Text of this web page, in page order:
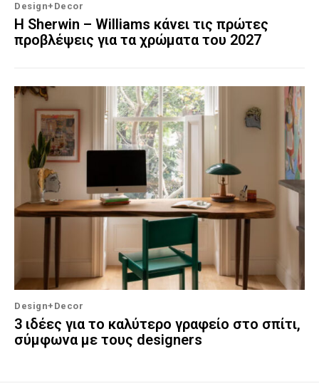
Design+Decor
Η Sherwin – Williams κάνει τις πρώτες
προβλέψεις για τα χρώματα του 2027
Design+Decor
3 ιδέες για το καλύτερο γραφείο στο σπίτι,
σύμφωνα με τους designers